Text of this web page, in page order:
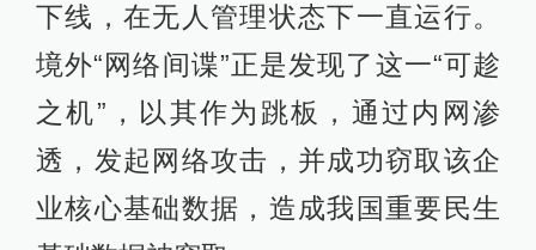
下线，在无人管理状态下一直运行。
境外“网络间谍”正是发现了这一“可趁
之机”，以其作为跳板，通过内网渗
透，发起网络攻击，并成功窃取该企
业核心基础数据，造成我国重要民生